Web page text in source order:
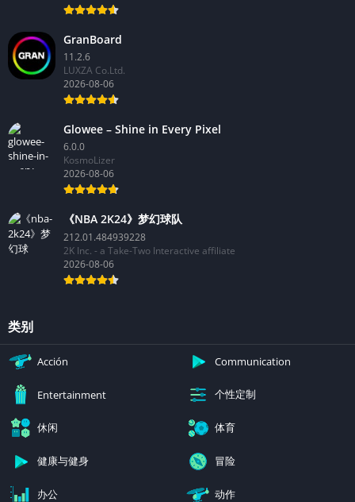
GranBoard
11.2.6
LUXZA Co.Ltd.
2026-08-06
Glowee – Shine in Every Pixel
6.0.0
KosmoLizer
2026-08-06
《NBA 2K24》梦幻球队
212.01.484939228
2K Inc. - a Take-Two Interactive affiliate
2026-08-06
类别
Acción Communication
Entertainment 个性定制
休闲 体育
健康与健身 冒险
办公 动作